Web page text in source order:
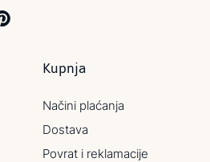
Kupnja
Načini plaćanja
Dostava
Povrat i reklamacije